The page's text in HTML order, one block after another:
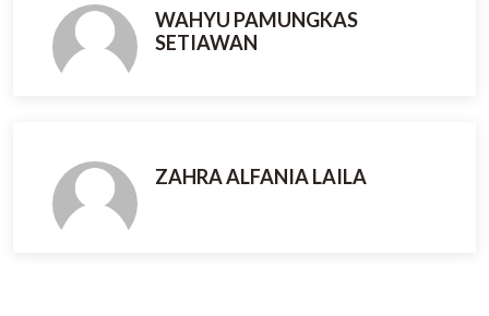
WAHYU PAMUNGKAS
SETIAWAN
ZAHRA ALFANIA LAILA